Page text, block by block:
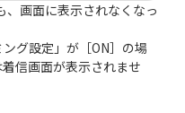
、画面に表示されなくなっ
グ設定」が［ON］の場
信画面が表示されませ